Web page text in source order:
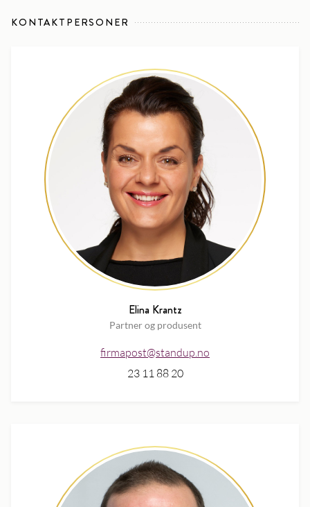
KONTAKTPERSONER
Elina Krantz
Partner og produsent
firmapost@standup.no
23 11 88 20